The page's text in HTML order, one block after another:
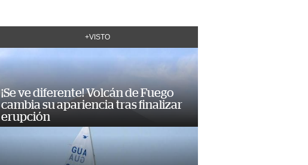
+VISTO
¡Se ve diferente! Volcán de Fuego
cambia su apariencia tras finalizar
erupción